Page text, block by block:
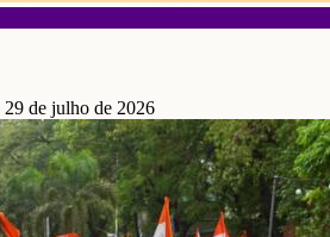
29 de julho de 2026